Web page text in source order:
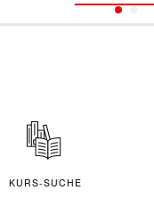
KURS-SUCHE